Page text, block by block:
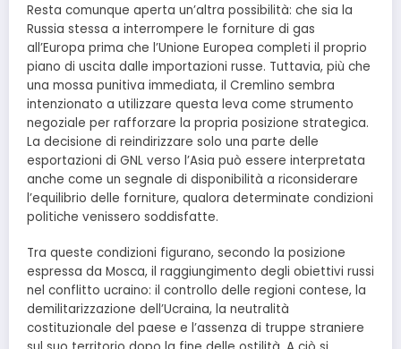
Resta comunque aperta un’altra possibilità: che sia la
Russia stessa a interrompere le forniture di gas
all’Europa prima che l’Unione Europea completi il proprio
piano di uscita dalle importazioni russe. Tuttavia, più che
una mossa punitiva immediata, il Cremlino sembra
intenzionato a utilizzare questa leva come strumento
negoziale per rafforzare la propria posizione strategica.
La decisione di reindirizzare solo una parte delle
esportazioni di GNL verso l’Asia può essere interpretata
anche come un segnale di disponibilità a riconsiderare
l’equilibrio delle forniture, qualora determinate condizioni
politiche venissero soddisfatte.
Tra queste condizioni figurano, secondo la posizione
espressa da Mosca, il raggiungimento degli obiettivi russi
nel conflitto ucraino: il controllo delle regioni contese, la
demilitarizzazione dell’Ucraina, la neutralità
costituzionale del paese e l’assenza di truppe straniere